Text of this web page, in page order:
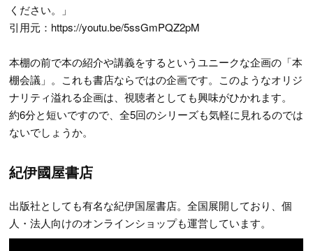
ください。」
引用元：https://youtu.be/5ssGmPQZ2pM
本棚の前で本の紹介や講義をするというユニークな企画の「本
棚会議」。これも書店ならではの企画です。このようなオリジ
ナリティ溢れる企画は、視聴者としても興味がひかれます。
約6分と短いですので、全5回のシリーズも気軽に見れるのでは
ないでしょうか。
紀伊國屋書店
出版社としても有名な紀伊国屋書店。全国展開しており、個
人・法人向けのオンラインショップも運営しています。